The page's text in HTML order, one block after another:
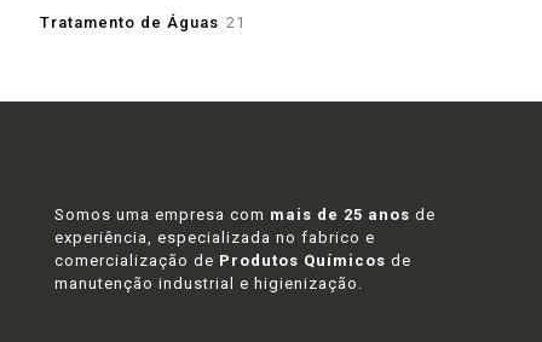
Tratamento de Águas 21
Somos uma empresa com mais de 25 anos de
experiência, especializada no fabrico e
comercialização de Produtos Químicos de
manutenção industrial e higienização.